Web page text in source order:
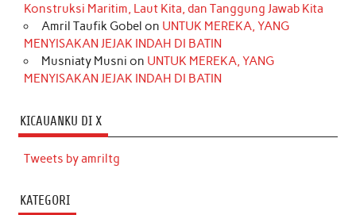
Konstruksi Maritim, Laut Kita, dan Tanggung Jawab Kita
Amril Taufik Gobel on UNTUK MEREKA, YANG
MENYISAKAN JEJAK INDAH DI BATIN
Musniaty Musni on UNTUK MEREKA, YANG
MENYISAKAN JEJAK INDAH DI BATIN
KICAUANKU DI X
Tweets by amriltg
KATEGORI